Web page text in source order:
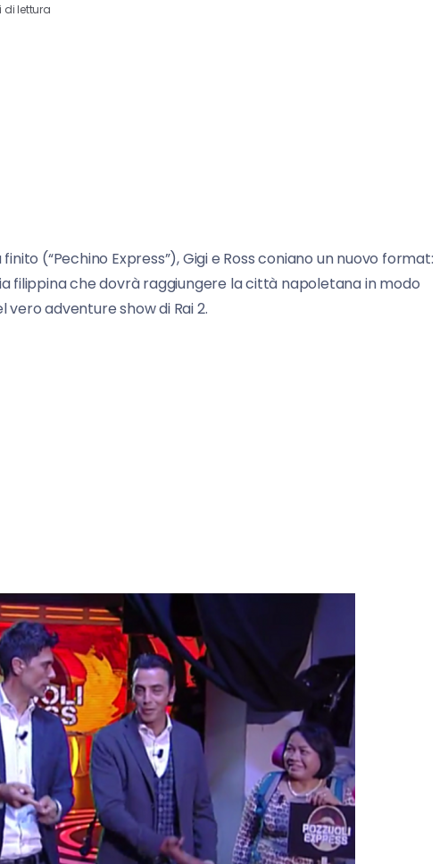
di lettura
(“Pechino Express”), Gigi e Ross coniano un nuovo format:
filippina che dovrà raggiungere la città napoletana in modo
adventure show di Rai 2.